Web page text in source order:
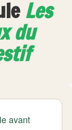
Les
du
avant